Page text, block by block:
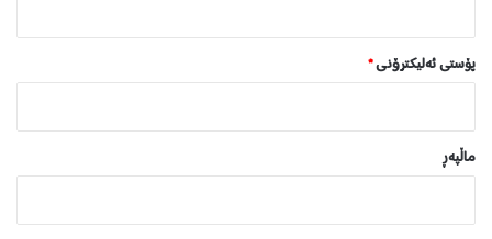
پۆستی ئەلیکترۆنی*
ماڵپه‌ڕ